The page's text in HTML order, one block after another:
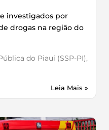
investigados por
drogas na região do
do Piauí (SSP-PI),
Leia Mais »